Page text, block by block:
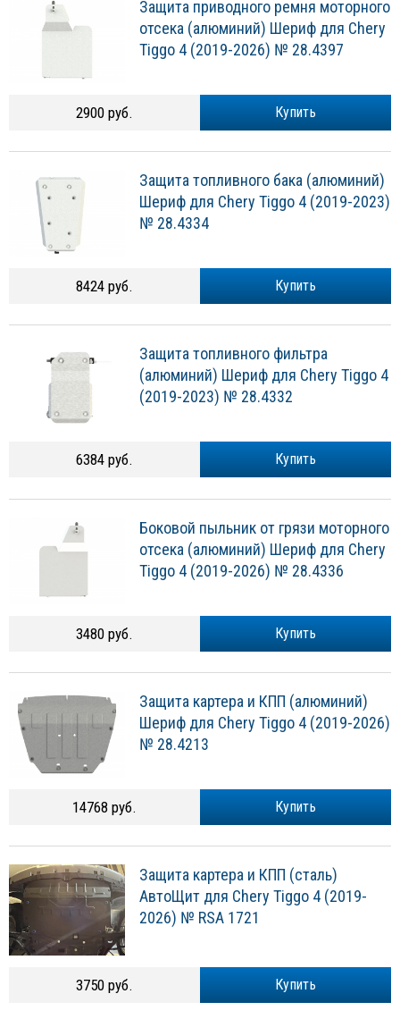
Защита приводного ремня моторного
отсека (алюминий) Шериф для Chery
Tiggo 4 (2019-2026) № 28.4397
Купить
2900 руб.
Защита топливного бака (алюминий)
Шериф для Chery Tiggo 4 (2019-2023)
№ 28.4334
Купить
8424 руб.
Защита топливного фильтра
(алюминий) Шериф для Chery Tiggo 4
(2019-2023) № 28.4332
Купить
6384 руб.
Боковой пыльник от грязи моторного
отсека (алюминий) Шериф для Chery
Tiggo 4 (2019-2026) № 28.4336
Купить
3480 руб.
Защита картера и КПП (алюминий)
Шериф для Chery Tiggo 4 (2019-2026)
№ 28.4213
Купить
14768 руб.
Защита картера и КПП (сталь)
АвтоЩит для Chery Tiggo 4 (2019-
2026) № RSA 1721
Купить
3750 руб.